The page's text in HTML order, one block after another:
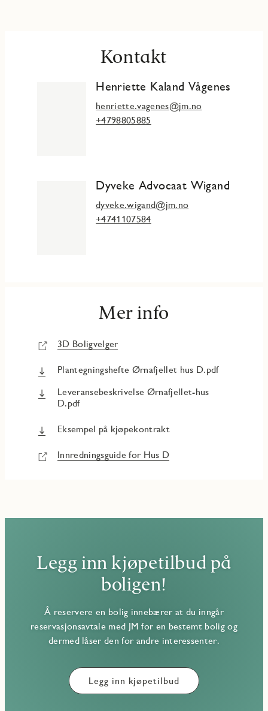
Kontakt
Henriette Kaland Vågenes
henriette.vagenes@jm.no
+4798805885
Dyveke Advocaat Wigand
dyveke.wigand@jm.no
+4741107584
Mer info
3D Boligvelger
Plantegningshefte Ørnafjellet hus D.pdf
Leveransebeskrivelse Ørnafjellet-hus
D.pdf
Eksempel på kjøpekontrakt
Innredningsguide for Hus D
Legg inn kjøpetilbud på
boligen!
Å reservere en bolig innebærer at du inngår
reservasjonsavtale med JM for en bestemt bolig og
dermed låser den for andre interessenter.
Legg inn kjøpetilbud